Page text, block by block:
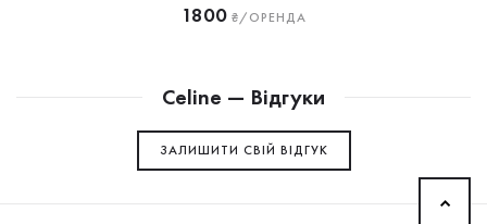
1800₴/ОРЕНДА
Celine — Відгуки
ЗАЛИШИТИ СВIЙ ВІДГУК